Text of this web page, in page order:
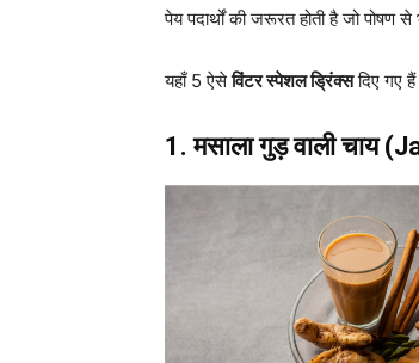
पेय पदार्थों की जरूरत होती है जो पोषण से
यहाँ 5 ऐसेविंटर स्पेशल ड्रिंक्सदिए गए हैं
1. मसाला गुड़ वाली चाय